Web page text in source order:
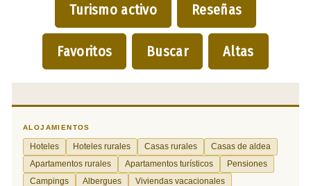
Turismo activo Reseñas
Favoritos Buscar Altas